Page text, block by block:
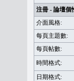
注冊 - 論壇個
介面風格:
每頁主題數:
每頁帖數:
時間格式:
日期格式: